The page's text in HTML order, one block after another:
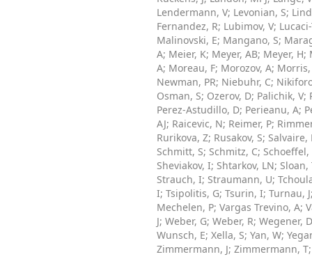
Lendermann, V; Levonian, S;
Fernandez, R; Lubimov, V;
Malinovski, E; Mangano, S;
A; Meier, K; Meyer, AB; Meyer, H;
A; Moreau, F; Morozov, A; Morris,
Newman, PR; Niebuhr, C;
Osman, S; Ozerov, D; Palichik, V;
Perez-Astudillo, D; Perieanu, A;
AJ; Raicevic, N; Reimer, P;
Rurikova, Z; Rusakov, S; Salvaire,
Schmitt, S; Schmitz, C; Schoeffel,
Sheviakov, I; Shtarkov, LN; Sloan,
Strauch, I; Straumann, U;
I; Tsipolitis, G; Tsurin, I; Turnau, J
Mechelen, P; Vargas Trevino, A;
J; Weber, G; Weber, R; Wegener, D
Wunsch, E; Xella, S; Yan, W;
Zimmermann, J; Zimmermann, T